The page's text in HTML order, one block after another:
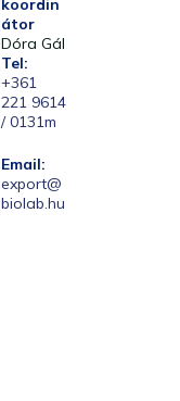
koordin
átor
Dóra Gál
Tel:
+361
221 9614
/ 0131m
Email:
export@
biolab.hu